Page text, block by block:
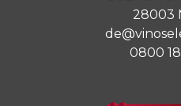
28003
0800